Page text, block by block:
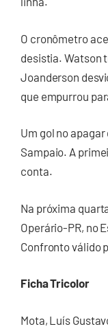
O cronômetro
desistia. Watson
Joanderson
que empurrou
Um gol no
Sampaio. A
conta.
Na próxima
Operário-PR, no
Confronto válido
Ficha Tricolor
Mota, Luís